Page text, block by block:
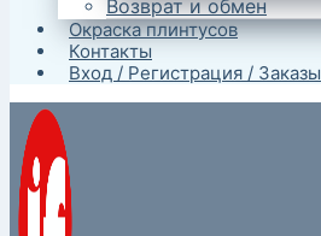
Возврат и обмен
Окраска плинтусов
Контакты
Вход / Регистрация / Заказы